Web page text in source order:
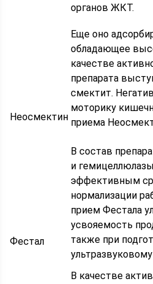
органов ЖКТ.
Неосмектин
Еще оно
обладающее
качестве
препарата
смектит.
моторику
приема
Фестал
В состав
и
эффективным
нормализации
прием Фестала
усвояемость
также при
В качестве